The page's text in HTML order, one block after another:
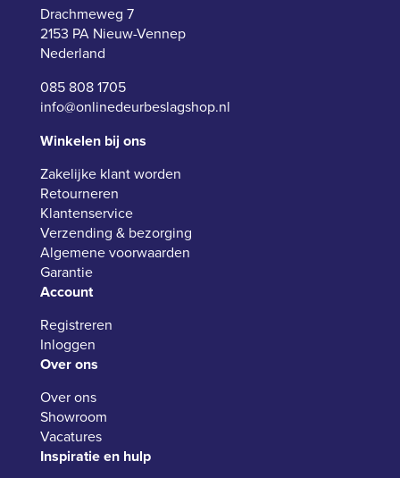
Drachmeweg 7
2153 PA Nieuw-Vennep
Nederland
085 808 1705
info@onlinedeurbeslagshop.nl
Winkelen bij ons
Zakelijke klant worden
Retourneren
Klantenservice
Verzending & bezorging
Algemene voorwaarden
Garantie
Account
Registreren
Inloggen
Over ons
Over ons
Showroom
Vacatures
Inspiratie en hulp